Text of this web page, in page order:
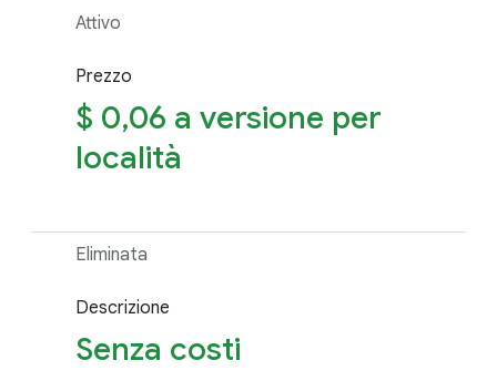
Attivo
Prezzo
$ 0,06 a versione per
località
Eliminata
Descrizione
Senza costi